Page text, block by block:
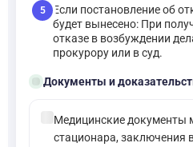
5
Если постановление об
будет вынесено: При
отказе в возбуждении
прокурору или в суд.
folder_openДокументы и
check_circleМедицинские документы
стационара, заключения